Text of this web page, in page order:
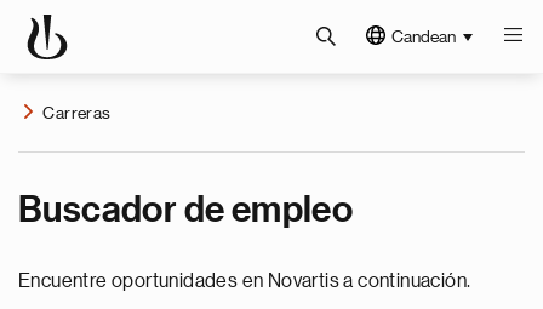
Candean
Carreras
Buscador de empleo
Encuentre oportunidades en Novartis a continuación.